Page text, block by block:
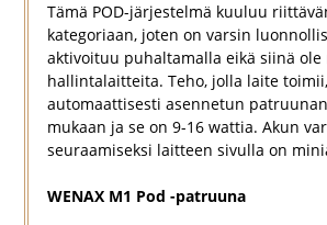
Tämä POD-järjestelmä kuuluu
kategoriaan, joten on varsin
aktivoituu puhaltamalla eikä siinä ole
hallintalaitteita. Teho, jolla laite
automaattisesti asennetun
mukaan ja se on 9-16 wattia. Akun
seuraamiseksi laitteen sivulla on
WENAX M1 Pod -patruuna